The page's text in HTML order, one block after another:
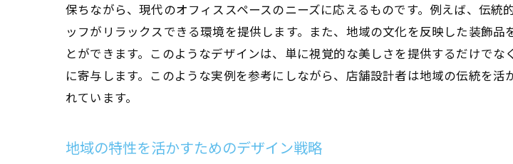
保ちながら、現代のオフィススペースのニーズに応えるものです。例えば、伝
ッフがリラックスできる環境を提供します。また、地域の文化を反映した装飾
とができます。このようなデザインは、単に視覚的な美しさを提供するだけで
に寄与します。このような実例を参考にしながら、店舗設計者は地域の伝統を
れています。
地域の特性を活かすためのデザイン戦略